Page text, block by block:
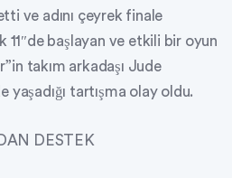
ve adını çeyrek finale
11″de başlayan ve etkili bir oyun
takım arkadaşı Jude
yaşadığı tartışma olay oldu.
DESTEK